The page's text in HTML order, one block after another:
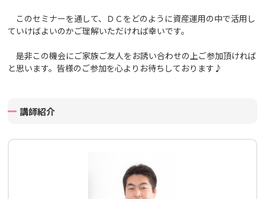
このセミナーを通して、ＤＣをどのように資産運用の中で活用し
ていけばよいのかご理解いただければ幸いです。
是非この機会にご家族ご友人をお誘い合わせの上ご参加頂ければ
と思います。皆様のご参加を心よりお待ちしております♪
講師紹介